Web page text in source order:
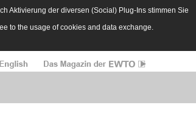
Aktivierung der diversen (Social) Plug-Ins stimmen Sie
to the usage of cookies and data exchange.